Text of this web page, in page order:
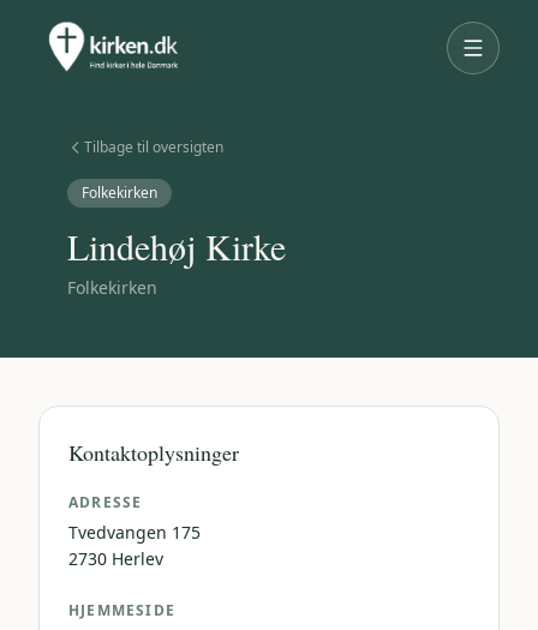
Tilbage til oversigten
Folkekirken
Lindehøj Kirke
Folkekirken
Kontaktoplysninger
ADRESSE
Tvedvangen 175
2730 Herlev
HJEMMESIDE